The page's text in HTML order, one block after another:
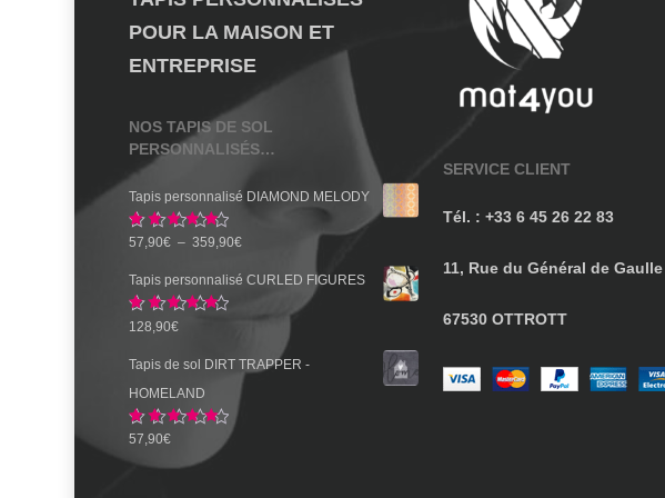
POUR LA MAISON ET
ENTREPRISE
NOS TAPIS DE SOL
PERSONNALISÉS…
Tapis personnalisé DIAMOND MELODY
Note 5.00
sur 5
57,90€ – 359,90€Plage
de
à
359,90€
Tapis personnalisé CURLED FIGURES
Note
sur 5
128,90€
Tapis de sol DIRT TRAPPER -
HOMELAND
Note
sur 5
57,90€
SERVICE CLIENT
Tél. : +33 6 45 26 22 83
11, Rue du Général de Gaulle
67530 OTTROTT